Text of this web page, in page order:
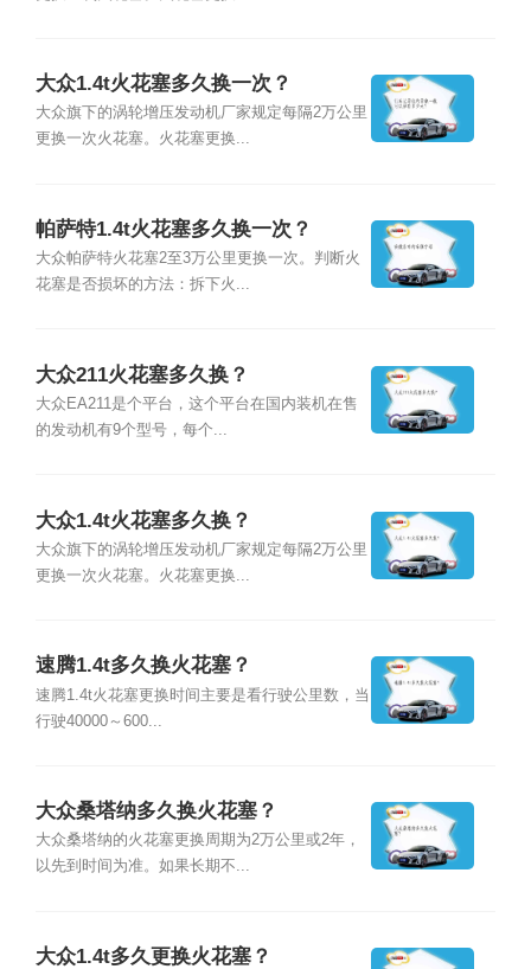
大众1.4t火花塞多久换一次？
大众旗下的涡轮增压发动机厂家规定每隔2万公里
更换一次火花塞。火花塞更换...
帕萨特1.4t火花塞多久换一次？
大众帕萨特火花塞2至3万公里更换一次。判断火
花塞是否损坏的方法：拆下火...
大众211火花塞多久换？
大众EA211是个平台，这个平台在国内装机在售
的发动机有9个型号，每个...
大众1.4t火花塞多久换？
大众旗下的涡轮增压发动机厂家规定每隔2万公里
更换一次火花塞。火花塞更换...
速腾1.4t多久换火花塞？
速腾1.4t火花塞更换时间主要是看行驶公里数，当
行驶40000～600...
大众桑塔纳多久换火花塞？
大众桑塔纳的火花塞更换周期为2万公里或2年，
以先到时间为准。如果长期不...
大众1.4t多久更换火花塞？